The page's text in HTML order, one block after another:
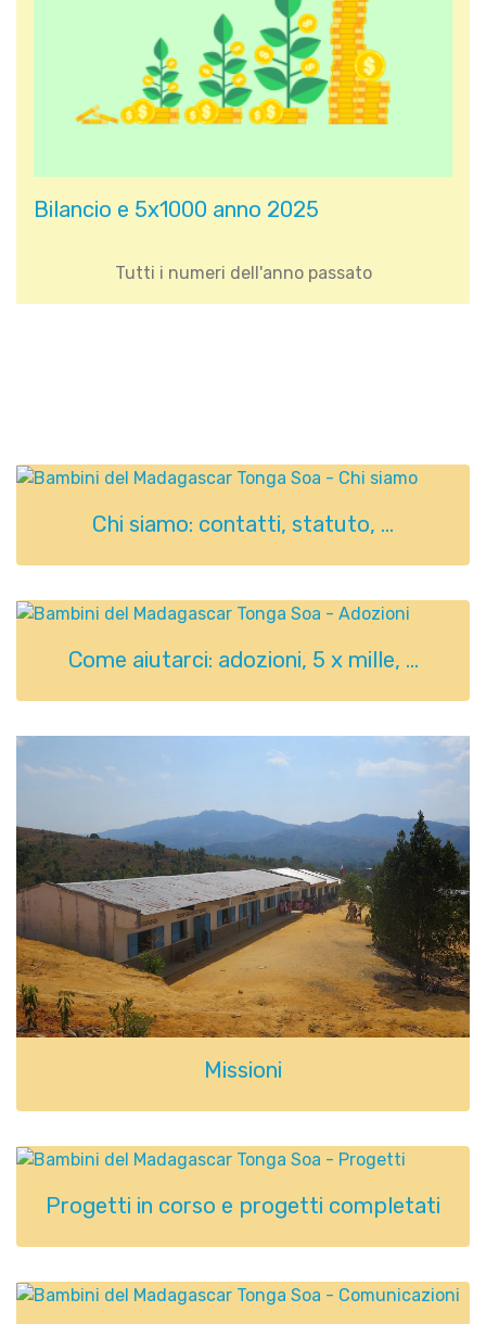
Bilancio e 5x1000 anno 2025
Tutti i numeri dell'anno passato
Chi siamo: contatti, statuto, ...
Come aiutarci: adozioni, 5 x mille, ...
Missioni
Progetti in corso e progetti completati